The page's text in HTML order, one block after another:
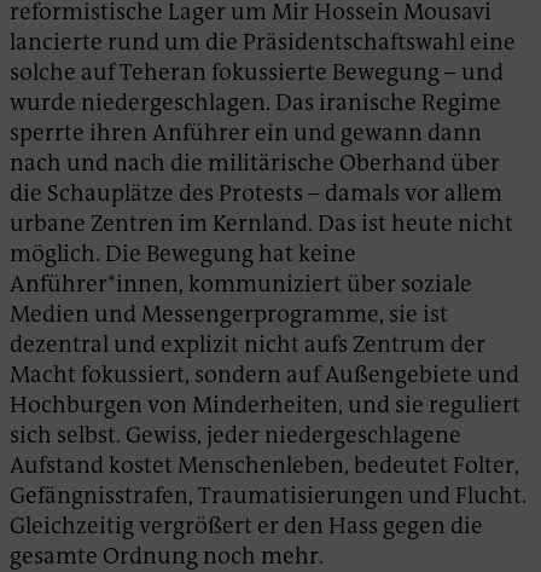
reformistische Lager um Mir Hossein Mousavi
lancierte rund um die Präsidentschaftswahl eine
solche auf Teheran fokussierte Bewegung – und
wurde niedergeschlagen. Das iranische Regime
sperrte ihren Anführer ein und gewann dann
nach und nach die militärische Oberhand über
die Schauplätze des Protests – damals vor allem
urbane Zentren im Kernland. Das ist heute nicht
möglich. Die Bewegung hat keine
Anführer*innen, kommuniziert über soziale
Medien und Messengerprogramme, sie ist
dezentral und explizit nicht aufs Zentrum der
Macht fokussiert, sondern auf Außengebiete und
Hochburgen von Minderheiten, und sie reguliert
sich selbst. Gewiss, jeder niedergeschlagene
Aufstand kostet Menschenleben, bedeutet Folter,
Gefängnisstrafen, Traumatisierungen und Flucht.
Gleichzeitig vergrößert er den Hass gegen die
gesamte Ordnung noch mehr.